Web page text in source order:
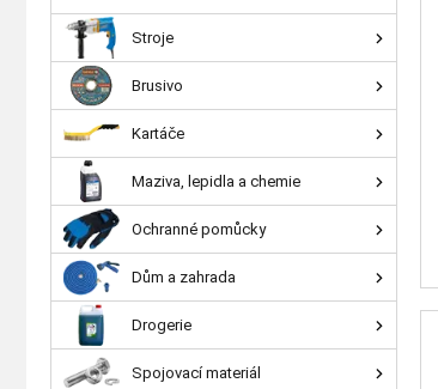
Stroje
Brusivo
Kartáče
Maziva, lepidla a chemie
Ochranné pomůcky
Dům a zahrada
Drogerie
Spojovací materiál